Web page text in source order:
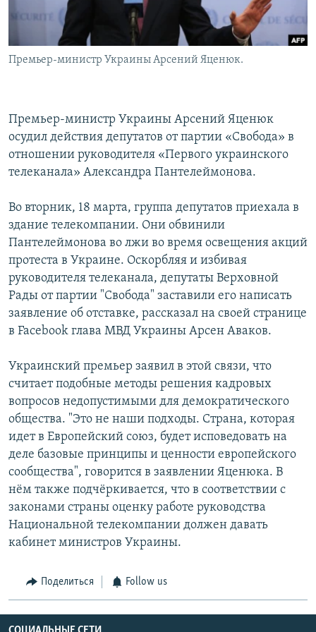
Հայերեն
English
Все сайты Радио Азатутюн
Премьер-министр Украины Арсений Яценюк.
Премьер-министр Украины Арсений Яценюк
осудил действия депутатов от партии «Свобода» в
отношении руководителя «Первого украинского
телеканала» Александра Пантелеймонова.
Во вторник, 18 марта, группа депутатов приехала в
здание телекомпании. Они обвинили
Пантелеймонова во лжи во время освещения акций
протеста в Украине. Оскорбляя и избивая
руководителя телеканала, депутаты Верховной
Рады от партии "Свобода" заставили его написать
заявление об отставке, рассказал на своей странице
в Facebook глава МВД Украины Арсен Аваков.
Украинский премьер заявил в этой связи, что
считает подобные методы решения кадровых
вопросов недопустимыми для демократического
общества. "Это не наши подходы. Страна, которая
идет в Европейский союз, будет исповедовать на
деле базовые принципы и ценности европейского
сообщества", говорится в заявлении Яценюка. В
нём также подчёркивается, что в соответствии с
законами страны оценку работе руководства
Национальной телекомпании должен давать
кабинет министров Украины.
Поделиться Follow us